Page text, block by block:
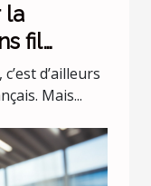
la
fil
d’ailleurs
Mais...